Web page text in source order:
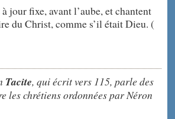
jour fixe, avant l’aube, et chantent
du Christ, comme s’il était Dieu. (
Tacite, qui écrit vers 115, parle des
les chrétiens ordonnées par Néron